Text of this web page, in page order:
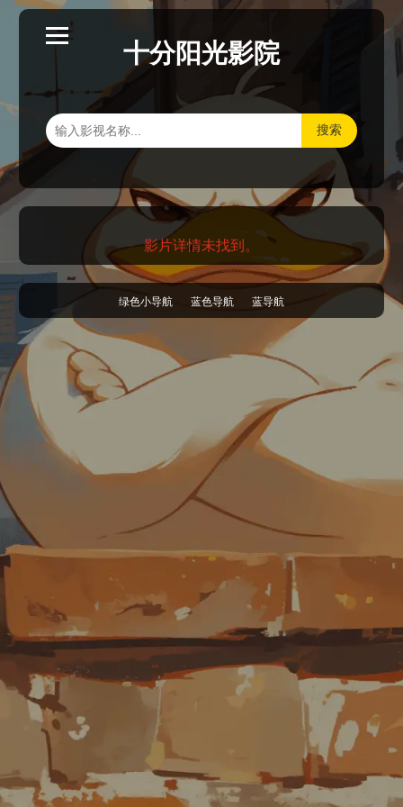
十分阳光影院
搜索
影片详情未找到。
绿色小导航 蓝色导航 蓝导航